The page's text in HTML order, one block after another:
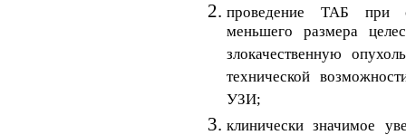
проведение ТАБ при
меньшего размера
злокачественную
технической
УЗИ;
клинически значимое